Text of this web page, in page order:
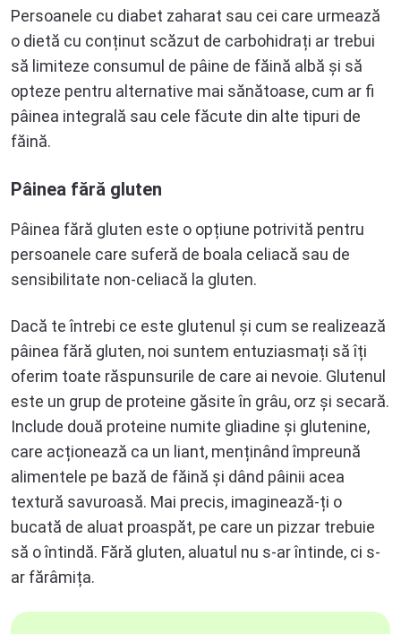
Persoanele cu diabet zaharat sau cei care urmează
o dietă cu conținut scăzut de carbohidrați ar trebui
să limiteze consumul de pâine de făină albă și să
opteze pentru alternative mai sănătoase, cum ar fi
pâinea integrală sau cele făcute din alte tipuri de
făină.
Pâinea fără gluten
Pâinea fără gluten este o opțiune potrivită pentru
persoanele care suferă de boala celiacă sau de
sensibilitate non-celiacă la gluten.
Dacă te întrebi ce este glutenul și cum se realizează
pâinea fără gluten, noi suntem entuziasmați să îți
oferim toate răspunsurile de care ai nevoie. Glutenul
este un grup de proteine ​​găsite în grâu, orz și secară.
Include două proteine ​​numite gliadine și glutenine,
care acționează ca un liant, menținând împreună
alimentele pe bază de făină și dând pâinii acea
textură savuroasă. Mai precis, imaginează-ți o
bucată de aluat proaspăt, pe care un pizzar trebuie
să o întindă. Fără gluten, aluatul nu s-ar întinde, ci s-
ar fărâmița.